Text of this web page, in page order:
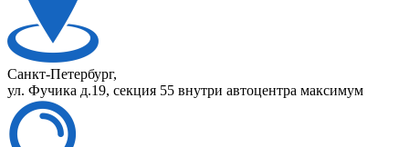
Санкт-Петербург,
ул. Фучика д.19, секция 55 внутри автоцентра максимум